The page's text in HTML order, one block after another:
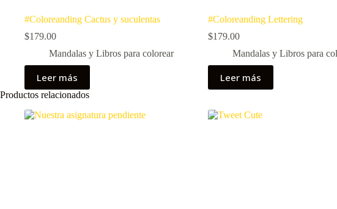
#Coloreanding Cactus y suculentas
$179.00
Mandalas y Libros para colorear
Leer más
#Coloreanding Lettering
$179.00
Mandalas y Libros para
Leer más
Productos relacionados